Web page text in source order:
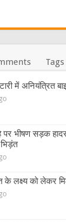
Tags
में अनियंत्रित
पर भीषण सड़क
के लक्ष्य को लेकर